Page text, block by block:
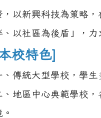
，以新興科技為策略
、以社區為後盾」，
校特色]
、傳統大型學校，學
、地區中心典範學校
。